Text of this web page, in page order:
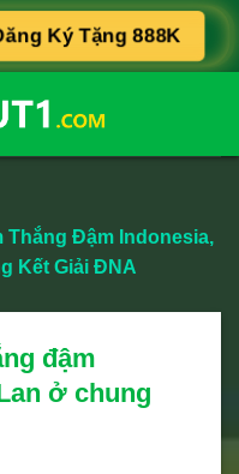
Ký Tặng 888K
Thắng Đậm Indonesia,
Kết Giải ĐNA
đậm
ở chung